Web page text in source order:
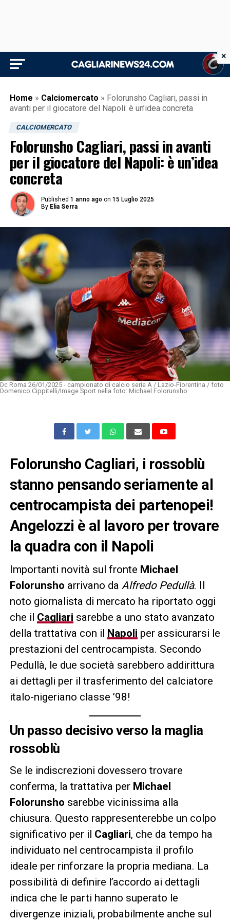
Home » Calciomercato » Folorunsho Cagliari, passi in
avanti per il giocatore del Napoli: è un’idea concreta
CALCIOMERCATO
Folorunsho Cagliari, passi in avanti
per il giocatore del Napoli: è un’idea
concreta
Published 1 anno ago on 15 Luglio 2025
By Elia Serra
Dc Roma 26/01/2025 - campionato di calcio serie A / Lazio-Fiorentina / foto
Domenico Cippitelli/Image Sport nella foto: Michael Folorunsho
Folorunsho Cagliari, i rossoblù
stanno pensando seriamente al
centrocampista dei partenopei!
Angelozzi è al lavoro per trovare
la quadra con il Napoli
Importanti novità sul fronte Michael
Folorunsho arrivano da Alfredo Pedullà. Il
noto giornalista di mercato ha riportato oggi
che il Cagliari sarebbe a uno stato avanzato
della trattativa con il Napoli per assicurarsi le
prestazioni del centrocampista. Secondo
Pedullà, le due società sarebbero addirittura
ai dettagli per il trasferimento del calciatore
italo-nigeriano classe ’98!
Un passo decisivo verso la maglia
rossoblù
Se le indiscrezioni dovessero trovare
conferma, la trattativa per Michael
Folorunsho sarebbe vicinissima alla
chiusura. Questo rappresenterebbe un colpo
significativo per il Cagliari, che da tempo ha
individuato nel centrocampista il profilo
ideale per rinforzare la propria mediana. La
possibilità di definire l’accordo ai dettagli
indica che le parti hanno superato le
divergenze iniziali, probabilmente anche sul
×